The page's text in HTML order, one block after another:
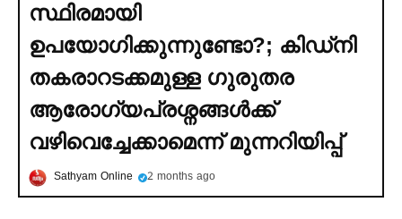
സ്ഥിരമായി
ഉപയോഗിക്കുന്നുണ്ടോ?; കിഡ്നി
തകരാറടക്കമുള്ള ഗുരുതര
ആരോഗ്യപ്രശ്നങ്ങള്‍ക്ക്
വഴിവെച്ചേക്കാമെന്ന് മുന്നറിയിപ്പ്
Sathyam Online 2 months ago